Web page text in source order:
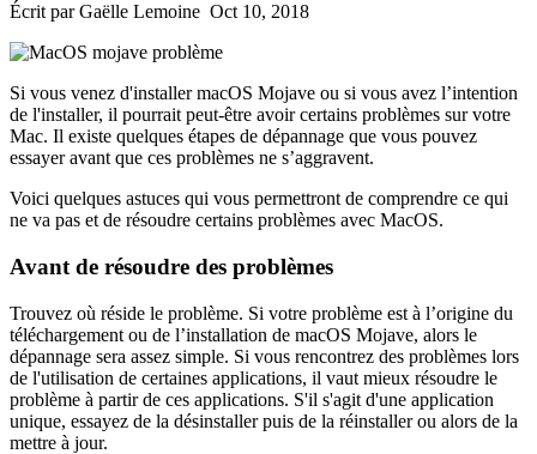
Écrit par Gaëlle Lemoine Oct 10, 2018
Si vous venez d'installer macOS Mojave ou si vous avez l’intention
de l'installer, il pourrait peut-être avoir certains problèmes sur votre
Mac. Il existe quelques étapes de dépannage que vous pouvez
essayer avant que ces problèmes ne s’aggravent.
Voici quelques astuces qui vous permettront de comprendre ce qui
ne va pas et de résoudre certains problèmes avec MacOS.
Avant de résoudre des problèmes
Trouvez où réside le problème. Si votre problème est à l’origine du
téléchargement ou de l’installation de macOS Mojave, alors le
dépannage sera assez simple. Si vous rencontrez des problèmes lors
de l'utilisation de certaines applications, il vaut mieux résoudre le
problème à partir de ces applications. S'il s'agit d'une application
unique, essayez de la désinstaller puis de la réinstaller ou alors de la
mettre à jour.